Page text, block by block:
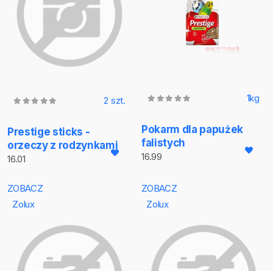
2 szt.
Prestige sticks -
orzeczy z rodzynkami
16.01
1kg
Pokarm dla papużek
falistych
16.99
ZOBACZ
Zolux
ZOBACZ
Zolux